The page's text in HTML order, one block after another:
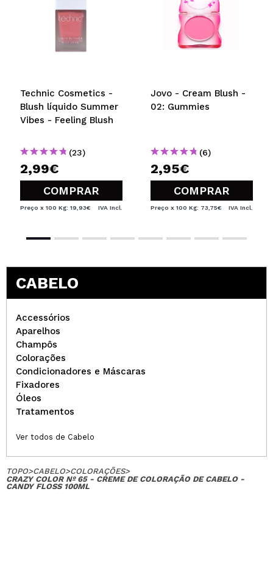
Technic Cosmetics -
Blush líquido Summer
Vibes - Feeling Blush
(23)
2,99€
COMPRAR
Preço x 100 Kg: 19,93€ IVA Incl.
Jovo - Cream Blush -
02: Gummies
(6)
2,95€
COMPRAR
Preço x 100 Kg: 73,75€ IVA Incl.
CABELO
Accessórios
Aparelhos
Champôs
Colorações
Condicionadores e Máscaras
Fixadores
Óleos
Tratamentos
Ver todos de Cabelo
TOPO>CABELO>COLORAÇÕES>
CRAZY COLOR Nº 65 - CREME DE COLORAÇÃO DE CABELO -
CANDY FLOSS 100ML